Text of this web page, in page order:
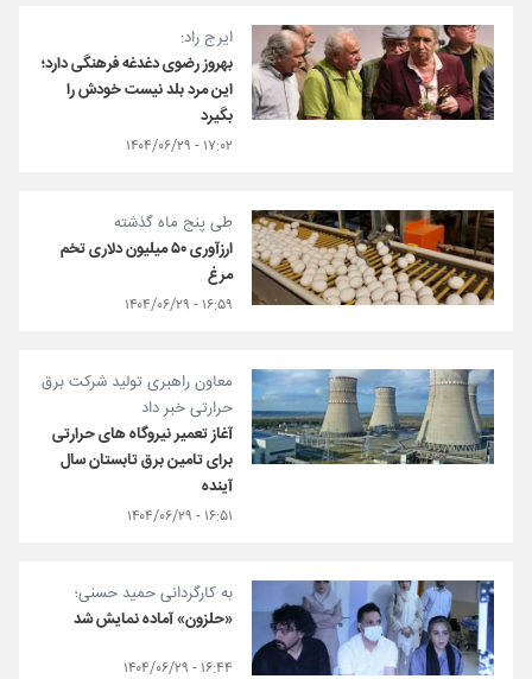
ایرج راد:
بهروز رضوی دغدغه فرهنگی دارد؛
این مرد بلد نیست خودش را
بگیرد
۱۷:۰۲ - ۱۴۰۴/۰۶/۲۹
طی پنج ماه گذشته
ارزآوری ۵۰ میلیون دلاری تخم
مرغ
۱۶:۵۹ - ۱۴۰۴/۰۶/۲۹
معاون راهبری تولید شرکت برق
حرارتی خبر داد
آغاز تعمیر نیروگاه های حرارتی
برای تامین برق تابستان سال
آینده
۱۶:۵۱ - ۱۴۰۴/۰۶/۲۹
به کارگردانی حمید حسنی؛
«حلزون» آماده نمایش شد
۱۶:۴۴ - ۱۴۰۴/۰۶/۲۹